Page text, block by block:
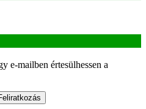
e-mailben értesülhessen a